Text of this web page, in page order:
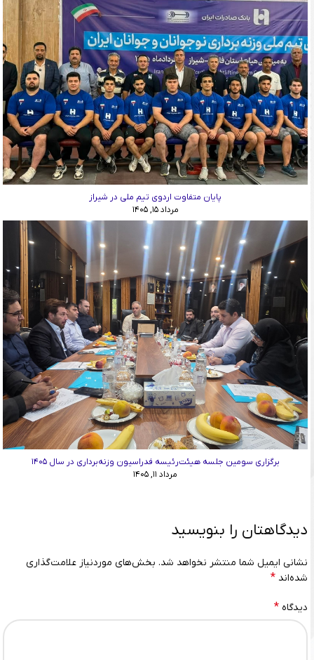
پایان متفاوت اردوی تیم ملی در شیراز
مرداد ۱۵, ۱۴۰۵
برگزاری سومین جلسه هیئت‌رئیسه فدراسیون وزنه‌برداری در سال ۱۴۰۵
مرداد ۱۱, ۱۴۰۵
دیدگاهتان را بنویسید
نشانی ایمیل شما منتشر نخواهد شد. بخش‌های موردنیاز علامت‌گذاری
شده‌اند *
دیدگاه *